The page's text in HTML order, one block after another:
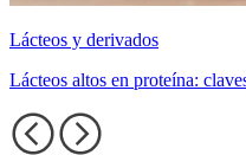
Lácteos y derivados
Lácteos altos en proteína: